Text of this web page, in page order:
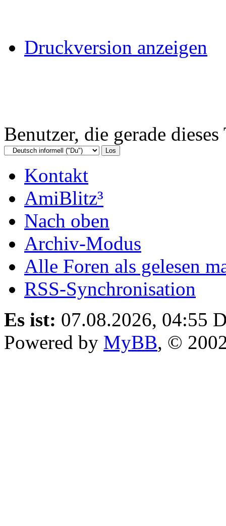
Druckversion anzeigen
Benutzer, die gerade
Kontakt
AmiBlitz³
Nach oben
Archiv-Modus
Alle Foren als gelesen
RSS-Synchronisation
Es ist: 07.08.2026, 04:55
Powered by MyBB, ©